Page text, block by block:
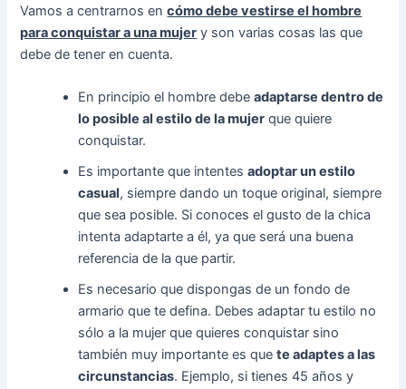
Vamos a centrarnos encómo debe vestirse el hombre
para conquistar a una mujer y son varias cosas las que
debe de tener en cuenta.
En principio el hombre debeadaptarse dentro de
lo posible al estilo de la mujer que quiere
conquistar.
Es importante que intentesadoptar un estilo
casual, siempre dando un toque original, siempre
que sea posible. Si conoces el gusto de la chica
intenta adaptarte a él, ya que será una buena
referencia de la que partir.
Es necesario que dispongas de un fondo de
armario que te defina. Debes adaptar tu estilo no
sólo a la mujer que quieres conquistar sino
también muy importante es quete adaptes a las
circunstancias. Ejemplo, si tienes 45 años y